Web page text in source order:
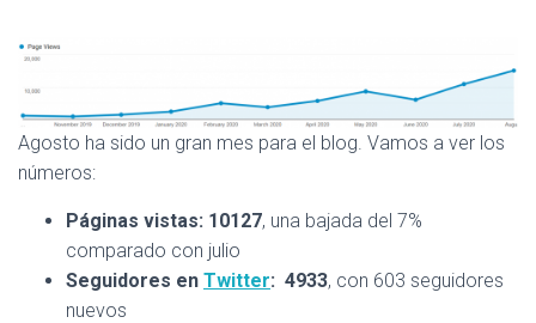
Agosto ha sido un gran mes para el blog. Vamos a ver los
números:
Páginas vistas: 10127, una bajada del 7%
comparado con julio
Seguidores en Twitter: 4933, con 603 seguidores
nuevos